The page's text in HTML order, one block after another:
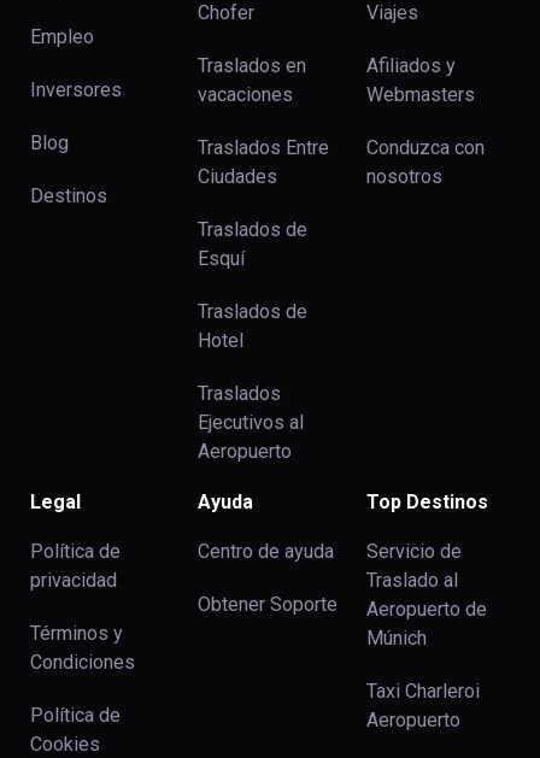
Empleo
Inversores
Blog
Destinos
Chofer
Traslados en
vacaciones
Traslados Entre
Ciudades
Traslados de
Esquí
Traslados de
Hotel
Traslados
Ejecutivos al
Aeropuerto
Viajes
Afiliados y
Webmasters
Conduzca con
nosotros
Legal
Política de
privacidad
Términos y
Condiciones
Política de
Cookies
Ayuda
Centro de ayuda
Obtener Soporte
Top Destinos
Servicio de
Traslado al
Aeropuerto de
Múnich
Taxi Charleroi
Aeropuerto